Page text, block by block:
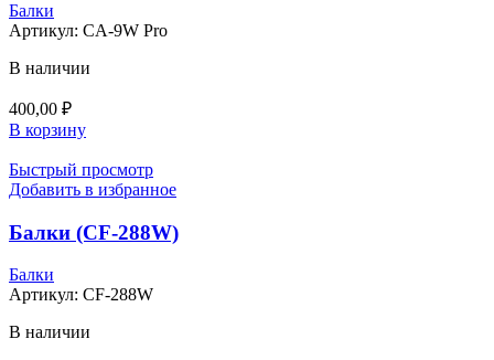
Балки
Артикул: CA-9W Pro
В наличии
400,00 ₽
В корзину
Быстрый просмотр
Добавить в избранное
Балки (CF-288W)
Балки
Артикул: CF-288W
В наличии